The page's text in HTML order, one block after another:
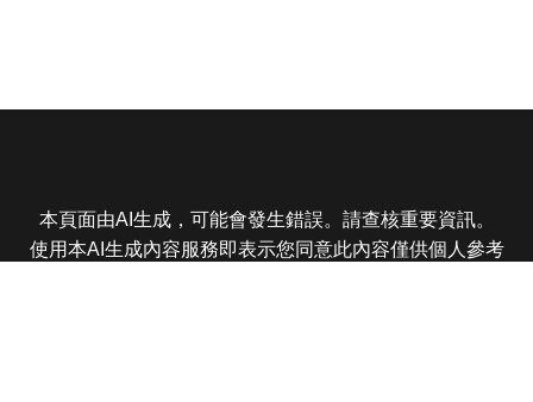
本頁面由AI生成，可能會發生錯誤。請查核重要資訊。
使用本AI生成內容服務即表示您同意此內容僅供個人參考